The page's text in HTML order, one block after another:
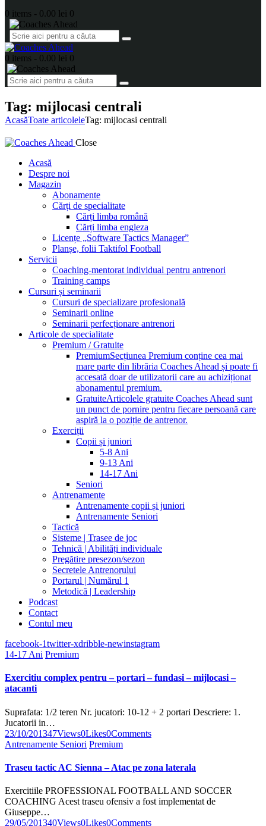
0 items - 0.00 lei 0
0 items - 0.00 lei 0
Tag: mijlocasi centrali
AcasăToate articoleleTag: mijlocasi centrali
Close
Acasă
Despre noi
Magazin
Abonamente
Cărți de specialitate
Cărți limba română
Cărți limba engleza
Licențe „Software Tactics Manager”
Planșe, folii Taktifol Football
Servicii
Coaching-mentorat individual pentru antrenori
Training camps
Cursuri și seminarii
Cursuri de specializare profesională
Seminarii online
Seminarii perfecționare antrenori
Articole de specialitate
Premium / Gratuite
PremiumSecțiunea Premium conține cea mai
mare parte din librăria Coaches Ahead și poate fi
accesată doar de utilizatorii care au achiziționat
abonamentul premium.
GratuiteArticolele gratuite Coaches Ahead sunt
un punct de pornire pentru fiecare persoană care
aspiră la o poziție de antrenor.
Exerciții
Copii și juniori
5-8 Ani
9-13 Ani
14-17 Ani
Seniori
Antrenamente
Antrenamente copii și juniori
Antrenamente Seniori
Tactică
Sisteme | Trasee de joc
Tehnică | Abilități individuale
Pregătire presezon/sezon
Secretele Antrenorului
Portarul | Numărul 1
Metodică | Leadership
Podcast
Contact
Contul meu
facebook-1twitter-xdribble-newinstagram
14-17 Ani Premium
Exercitiu complex pentru – portari – fundasi – mijlocasi –
atacanti
Suprafata: 1/2 teren Nr. jucatori: 10-12 + 2 portari Descriere: 1.
Jucatorii in…
23/10/201347Views0Likes0Comments
Antrenamente Seniori Premium
Traseu tactic AC Sienna – Atac pe zona laterala
Exercitiile PROFESSIONAL FOOTBALL AND SOCCER
COACHING Acest traseu ofensiv a fost implementat de
Giuseppe…
29/05/201340Views0Likes0Comments